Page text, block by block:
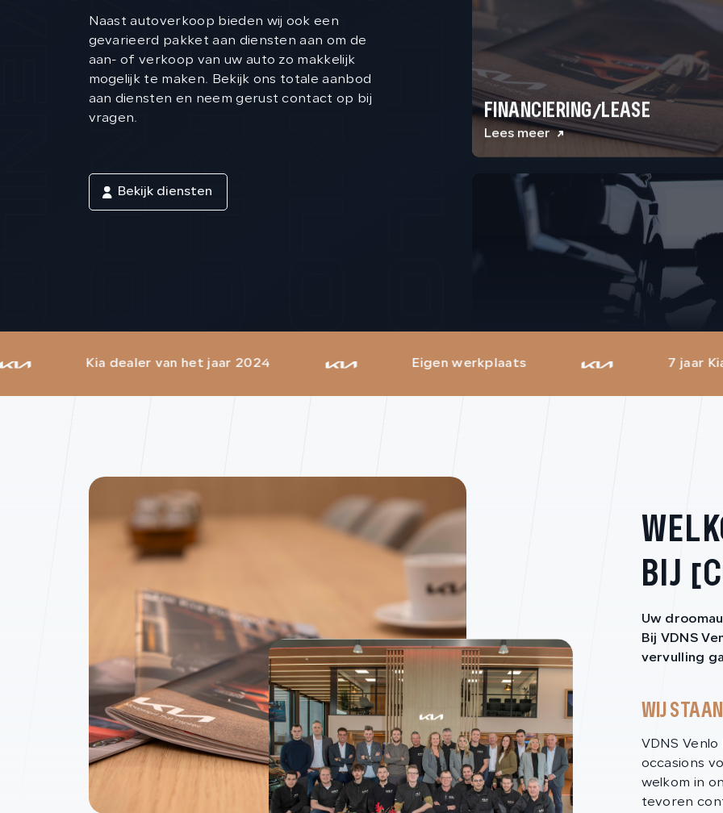
Naast autoverkoop bieden wij ook een
gevarieerd pakket aan diensten aan om de
aan- of verkoop van uw auto zo makkelijk
mogelijk te maken. Bekijk ons totale aanbod
aan diensten en neem gerust contact op bij
vragen.
Bekijk diensten
FINANCIERING/LEASE
Lees meer
GARANTIE
van het jaar 2024 Eigen werkplaats 7 jaar Kia garantie
BIJ
Uw
Bij VDNS
vervulling
WIJ
VDNS
occasions
welkom in
tevoren